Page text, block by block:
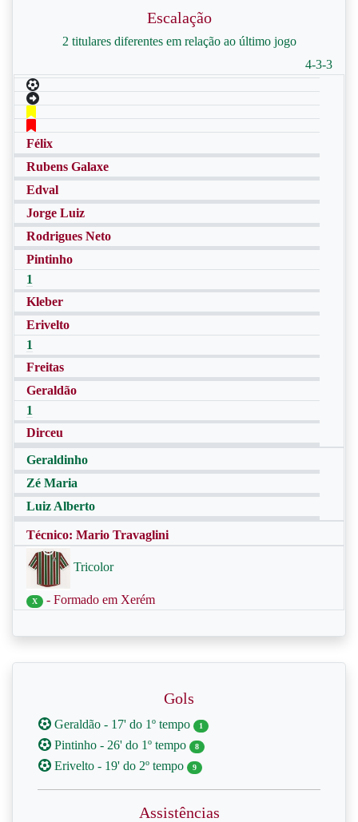
Escalação
2 titulares diferentes em relação ao último jogo
4-3-3
Félix
Rubens Galaxe
Edval
Jorge Luiz
Rodrigues Neto
Pintinho
1
Kleber
Erivelto
1
Freitas
Geraldão
1
Dirceu
Geraldinho
Zé Maria
Luiz Alberto
Técnico: Mario Travaglini
Tricolor
X - Formado em Xerém
Gols
Geraldão - 17' do 1º tempo 1
Pintinho - 26' do 1º tempo 8
Erivelto - 19' do 2º tempo 9
Assistências